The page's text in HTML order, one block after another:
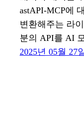
astAPI-MCP에
변환해주는 라
분의 API를 AI
2025년 05월 27